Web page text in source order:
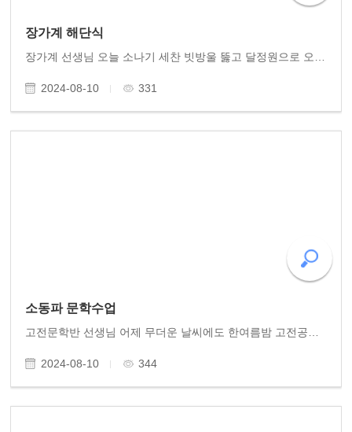
장가계 해단식
장가계 선생님 오늘 소나기 세찬 빗방울 뚫고 달정원으로 오시어 즐거운 저녁 식사 함께 나눴습니다. 벌써 한달 전 중국 호남성 장가계 여행이 되었습니다. 다시 여행 일들을 추억하니 이야기꽃 피고 함박웃음 가득했습니다. 참여하신 선생님들 면면이 모두 훌륭하셔..
2024-08-10 331
소동파 문학수업
고전문학반 선생님 어제 무더운 날씨에도 한여름밤 고전공부 열공해주셨습니다. 이지의(이단숙)에게 보낸 소동파 편지 한 통. 열악한 담주 유배지에서 후학의 이목에 도움이 될거라며 필생의 저작 , 의 설명서 傳을 쓴 동파. 자신의 학문세계를 알아주는 친구 이지의..
2024-08-10 344